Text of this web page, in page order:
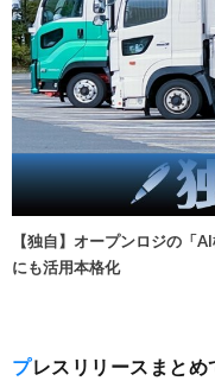
【独自】オープンロジの「
にも活用本格化
プレスリリースまと